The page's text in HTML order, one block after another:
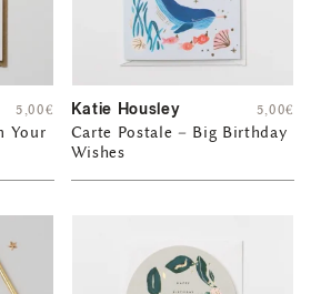
Your
5,00€ Katie Housley
Carte Postale – Big Birthday
Wishes
5,00€